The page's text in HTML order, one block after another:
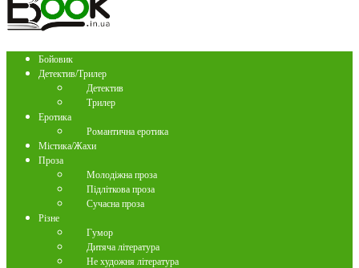
Бойовик
Детектив/Трилер
Детектив
Трилер
Еротика
Романтична еротика
Містика/Жахи
Проза
Молодіжна проза
Підліткова проза
Сучасна проза
Різне
Гумор
Дитяча література
Не художня література